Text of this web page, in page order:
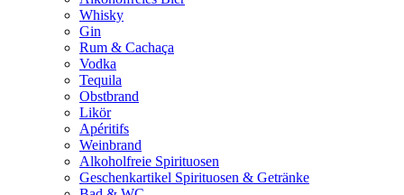
Whisky
Gin
Rum & Cachaça
Vodka
Tequila
Obstbrand
Likör
Apéritifs
Weinbrand
Alkoholfreie Spirituosen
Geschenkartikel Spirituosen & Getränke